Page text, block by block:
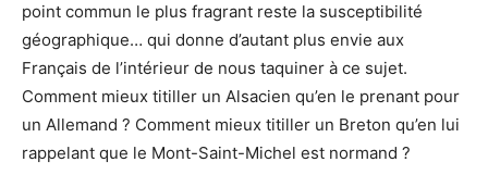
point commun le plus fragrant reste la susceptibilité
géographique… qui donne d’autant plus envie aux
Français de l’intérieur de nous taquiner à ce sujet.
Comment mieux titiller un Alsacien qu’en le prenant pour
un Allemand ? Comment mieux titiller un Breton qu’en lui
rappelant que le Mont-Saint-Michel est normand ?